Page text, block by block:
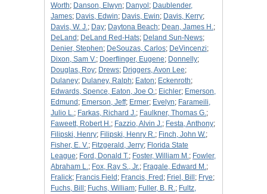
Worth; Danson, Elwyn; Danyol ; Daublender,
James; Davis, Edwin; Davis, Ewin; Davis, Kerry;
Davis, W. J.; Day; Daytona Beach; Dean, James H.;
DeLand ; DeLand Red-Hats; Deland Sun-News;
Denier, Stephen; DeSouzas, Carlos; DeVincenzi;
Dixon, Sam V.; Doerflinger, Eugene; Donnelly;
Douglas, Roy; Drews; Driggers, Avon Lee;
Dulaney; Dulaney, Ralph; Eaton; Eckenroth;
Edwards, Spence, Eaton, Joe O.; Eichler; Emerson,
Edmund ; Emerson, Jeff; Ermer; Evelyn; Farameili,
Julio L.; Farkas, Richard J.; Faulkner, Thomas G.;
Faweett, Robert H.; Fazzio, Alvin J.; Festa, Anthony;
Filipski, Henry; Filipski, Henry R.; Finch, John W.;
Fisher, E. V.; Fitzgerald, Jerry; Florida State
League; Ford, Donald T.; Foster, William M.; Fowler,
Abraham L.; Fox, Ray S., Jr.; Fragale, Edward M.;
Fralick; Francis Field ; Francis, Fred ; Friel, Bill ; Frye;
Fuchs, Bill ; Fuchs, William; Fuller, B. R.; Fultz,